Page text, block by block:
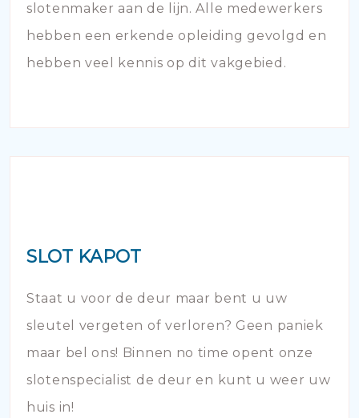
slotenmaker aan de lijn. Alle medewerkers
hebben een erkende opleiding gevolgd en
hebben veel kennis op dit vakgebied.
SLOT KAPOT
Staat u voor de deur maar bent u uw
sleutel vergeten of verloren? Geen paniek
maar bel ons! Binnen no time opent onze
slotenspecialist de deur en kunt u weer uw
huis in!